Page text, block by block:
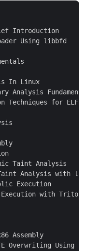
Introduction
Using libbfd
In Linux
Analysis
Techniques for ELF
Taint Analysis
Analysis with
Execution
with Triton
Assembly
Overwriting Using